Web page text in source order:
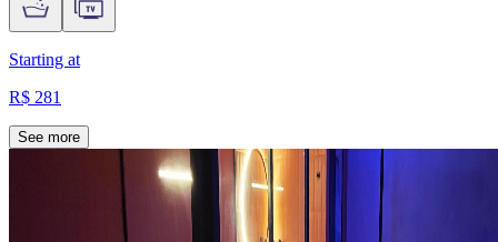
Starting at
R$ 281
See more